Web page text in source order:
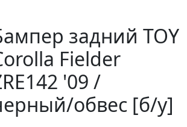
[1]
[18]
[1]
[0]
[6]
задний TOY
Fielder
'09 /
обвес [б/у]